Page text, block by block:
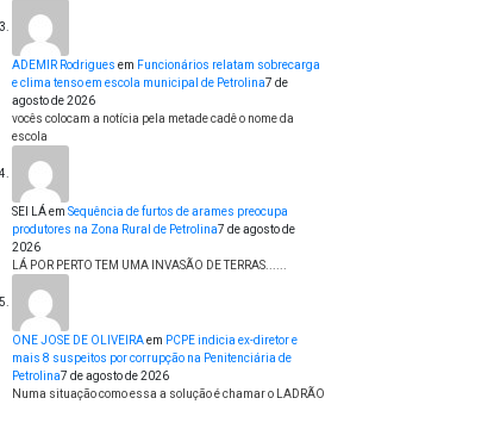
ADEMIR Rodrigues em Funcionários relatam sobrecarga
e clima tenso em escola municipal de Petrolina7 de
agosto de 2026
vocês colocam a notícia pela metade cadê o nome da
escola
SEI LÁem Sequência de furtos de arames preocupa
produtores na Zona Rural de Petrolina7 de agosto de
2026
LÁ POR PERTO TEM UMA INVASÃO DE TERRAS......
ONE JOSE DE OLIVEIRAem PCPE indicia ex-diretor e
mais 8 suspeitos por corrupção na Penitenciária de
Petrolina7 de agosto de 2026
Numa situação como essa a solução é chamar o LADRÃO